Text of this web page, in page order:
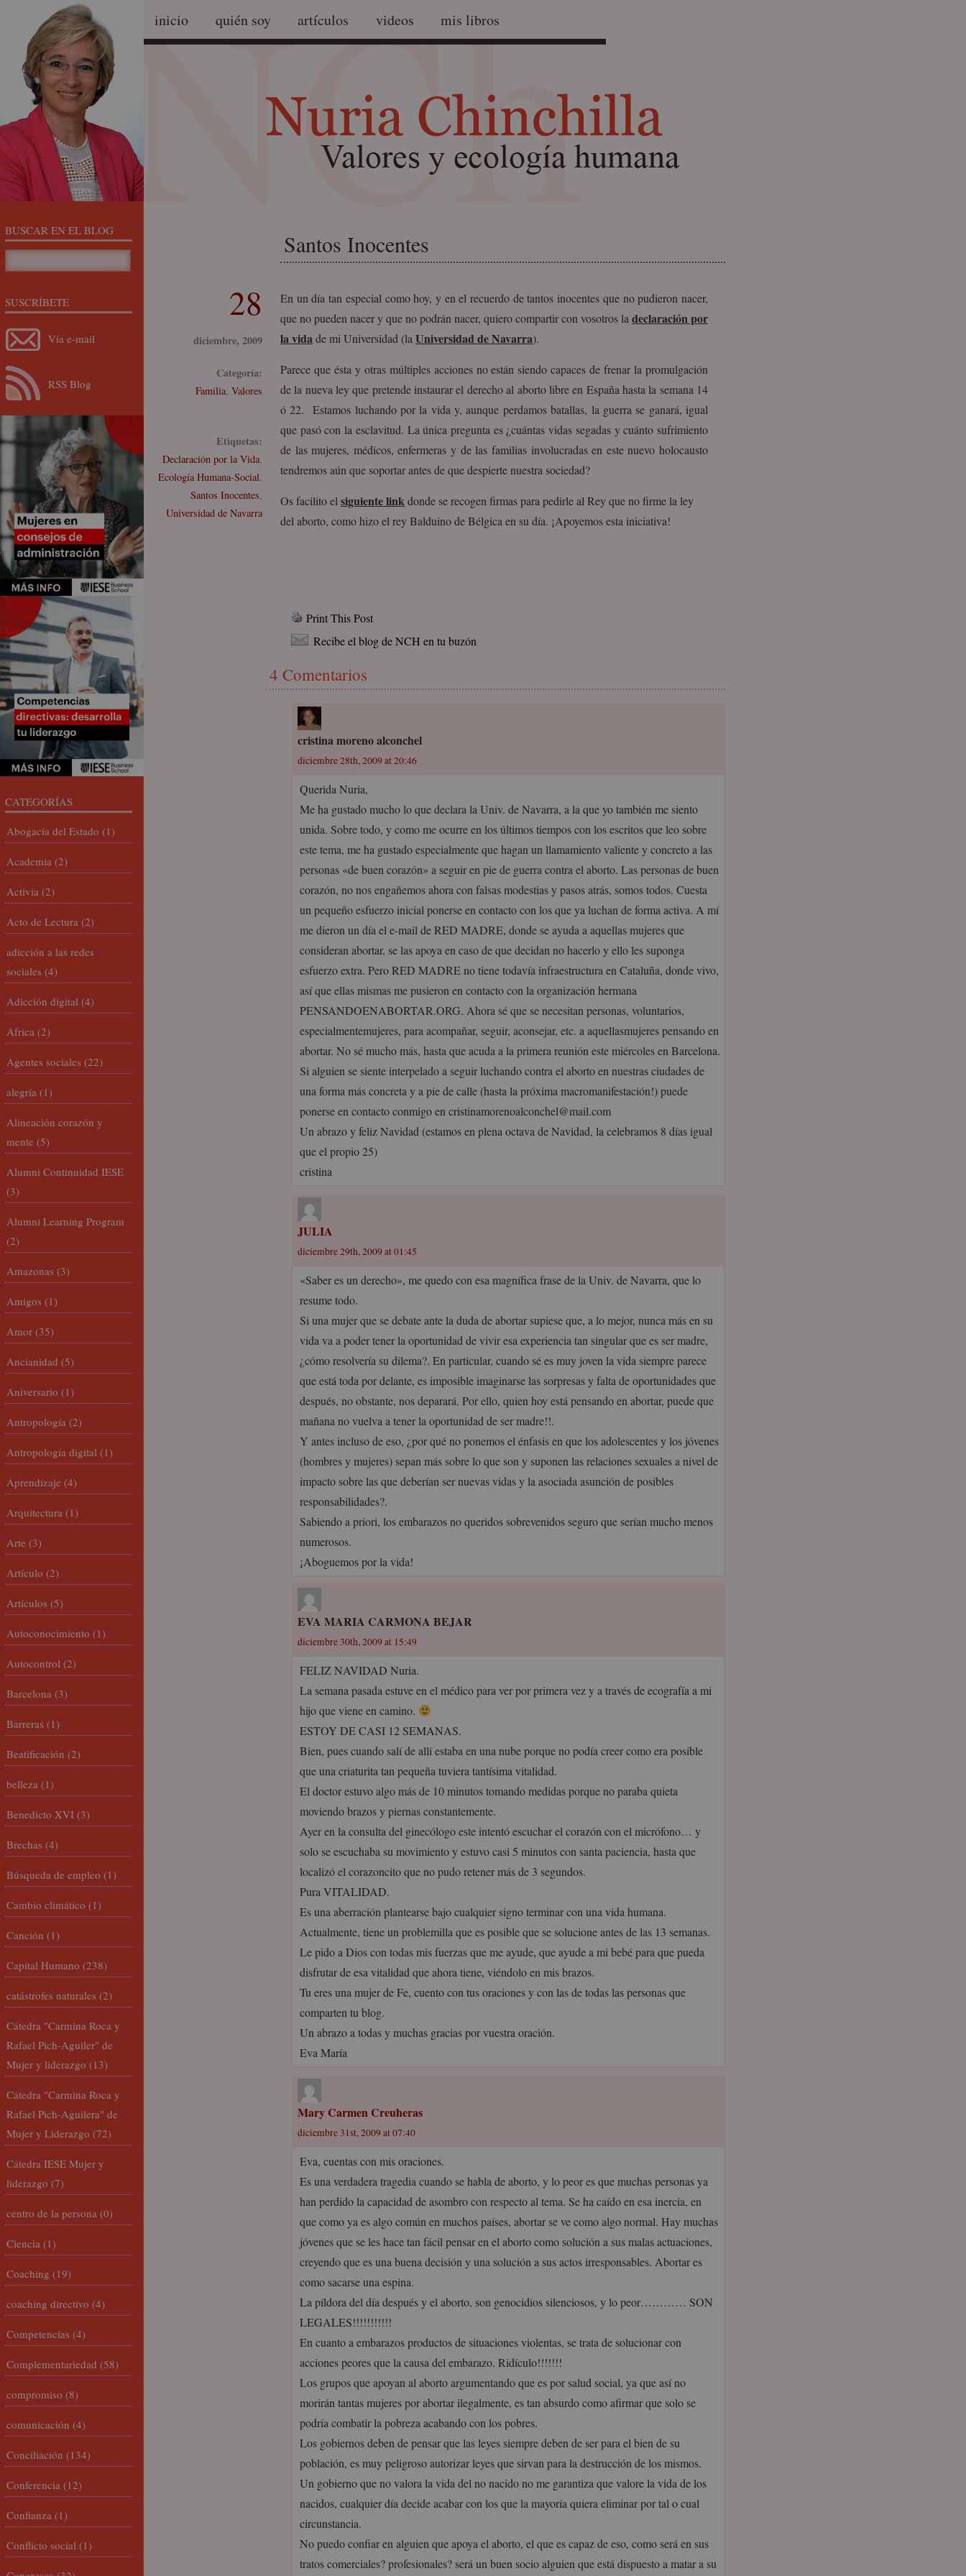
inicio quién soy artículos videos mis libros
Santos Inocentes
28
diciembre, 2009
Categoría:
Familia, Valores
Etiquetas:
Declaración por la Vida,
Ecología Humana-Social,
Santos Inocentes,
Universidad de Navarra
En un día tan especial como hoy, y en el recuerdo de tantos inocentes que no pudieron nacer,
que no pueden nacer y que no podrán nacer, quiero compartir con vosotros la declaración por
la vidade mi Universidad (la Universidad de Navarra).
Parece que ésta y otras múltiples acciones no están siendo capaces de frenar la promulgación
de la nueva ley que pretende instaurar el derecho al aborto libre en España hasta la semana 14
ó 22. Estamos luchando por la vida y, aunque perdamos batallas, la guerra se ganará, igual
que pasó con la esclavitud. La única pregunta es ¿cuántas vidas segadas y cuánto sufrimiento
de las mujeres, médicos, enfermeras y de las familias involucradas en este nuevo holocausto
tendremos aún que soportar antes de que despierte nuestra sociedad?
Os facilito el siguiente linkdonde se recogen firmas para pedirle al Rey que no firme la ley
del aborto, como hizo el rey Balduino de Bélgica en su día. ¡Apoyemos esta iniciativa!
Print This Post
Recibe el blog de NCH en tu buzón
4 Comentarios
cristina moreno alconchel
diciembre 28th, 2009 at 20:46
Querida Nuria,
Me ha gustado mucho lo que declara la Univ. de Navarra, a la que yo también me siento
unida. Sobre todo, y como me ocurre en los últimos tiempos con los escritos que leo sobre
este tema, me ha gustado especialmente que hagan un llamamiento valiente y concreto a las
personas «de buen corazón» a seguir en pie de guerra contra el aborto. Las personas de buen
corazón, no nos engañemos ahora con falsas modestias y pasos atrás, somos todos. Cuesta
un pequeño esfuerzo inicial ponerse en contacto con los que ya luchan de forma activa. A mí
me dieron un día el e-mail de RED MADRE, donde se ayuda a aquellas mujeres que
consideran abortar, se las apoya en caso de que decidan no hacerlo y ello les suponga
esfuerzo extra. Pero RED MADRE no tiene todavía infraestructura en Cataluña, donde vivo,
así que ellas mismas me pusieron en contacto con la organización hermana
PENSANDOENABORTAR.ORG. Ahora sé que se necesitan personas, voluntarios,
especialmentemujeres, para acompañar, seguir, aconsejar, etc. a aquellasmujeres pensando en
abortar. No sé mucho más, hasta que acuda a la primera reunión este miércoles en Barcelona.
Si alguien se siente interpelado a seguir luchando contra el aborto en nuestras ciudades de
una forma más concreta y a pie de calle (hasta la próxima macromanifestación!) puede
ponerse en contacto conmigo en cristinamorenoalconchel@mail.com
Un abrazo y feliz Navidad (estamos en plena octava de Navidad, la celebramos 8 días igual
que el propio 25)
cristina
JULIA
diciembre 29th, 2009 at 01:45
«Saber es un derecho», me quedo con esa magnífica frase de la Univ. de Navarra, que lo
resume todo.
Si una mujer que se debate ante la duda de abortar supiese que, a lo mejor, nunca más en su
vida va a poder tener la oportunidad de vivir esa experiencia tan singular que es ser madre,
¿cómo resolvería su dilema?. En particular, cuando sé es muy joven la vida siempre parece
que está toda por delante, es imposible imaginarse las sorpresas y falta de oportunidades que
después, no obstante, nos deparará. Por ello, quien hoy está pensando en abortar, puede que
mañana no vuelva a tener la oportunidad de ser madre!!.
Y antes incluso de eso, ¿por qué no ponemos el énfasis en que los adolescentes y los jóvenes
(hombres y mujeres) sepan más sobre lo que son y suponen las relaciones sexuales a nivel de
impacto sobre las que deberían ser nuevas vidas y la asociada asunción de posibles
responsabilidades?.
Sabiendo a priori, los embarazos no queridos sobrevenidos seguro que serían mucho menos
numerosos.
¡Aboguemos por la vida!
EVA MARIA CARMONA BEJAR
diciembre 30th, 2009 at 15:49
FELIZ NAVIDAD Nuria.
La semana pasada estuve en el médico para ver por primera vez y a través de ecografía a mi
hijo que viene en camino.
ESTOY DE CASI 12 SEMANAS.
Bien, pues cuando salí de allí estaba en una nube porque no podía creer como era posible
que una criaturita tan pequeña tuviera tantísima vitalidad.
El doctor estuvo algo más de 10 minutos tomando medidas porque no paraba quieta
moviendo brazos y piernas constantemente.
Ayer en la consulta del ginecólogo este intentó escuchar el corazón con el micrófono… y
solo se escuchaba su movimiento y estuvo casi 5 minutos con santa paciencia, hasta que
localizó el corazoncito que no pudo retener más de 3 segundos.
Pura VITALIDAD.
Es una aberración plantearse bajo cualquier signo terminar con una vida humana.
Actualmente, tiene un problemilla que es posible que se solucione antes de las 13 semanas.
Le pido a Dios con todas mis fuerzas que me ayude, que ayude a mi bebé para que pueda
disfrutar de esa vitalidad que ahora tiene, viéndolo en mis brazos.
Tu eres una mujer de Fe, cuento con tus oraciones y con las de todas las personas que
comparten tu blog.
Un abrazo a todas y muchas gracias por vuestra oración.
Eva María
Mary Carmen Creuheras
diciembre 31st, 2009 at 07:40
Eva, cuentas con mis oraciones.
Es una verdadera tragedia cuando se habla de aborto, y lo peor es que muchas personas ya
han perdido la capacidad de asombro con respecto al tema. Se ha caído en esa inercia, en
que como ya es algo común en muchos países, abortar se ve como algo normal. Hay muchas
jóvenes que se les hace tan fácil pensar en el aborto como solución a sus malas actuaciones,
creyendo que es una buena decisión y una solución a sus actos irresponsables. Abortar es
como sacarse una espina.
La píldora del día después y el aborto, son genocidios silenciosos, y lo peor………… SON
LEGALES!!!!!!!!!!!
En cuanto a embarazos productos de situaciones violentas, se trata de solucionar con
acciones peores que la causa del embarazo. Ridículo!!!!!!!
Los grupos que apoyan al aborto argumentando que es por salud social, ya que así no
morirán tantas mujeres por abortar ilegalmente, es tan absurdo como afirmar que solo se
podría combatir la pobreza acabando con los pobres.
Los gobiernos deben de pensar que las leyes siempre deben de ser para el bien de su
población, es muy peligroso autorizar leyes que sirvan para la destrucción de los mismos.
Un gobierno que no valora la vida del no nacido no me garantiza que valore la vida de los
nacidos, cualquier día decide acabar con los que la mayoría quiera eliminar por tal o cual
circunstancia.
No puedo confiar en alguien que apoya el aborto, el que es capaz de eso, como será en sus
tratos comerciales? profesionales? será un buen socio alguien que está dispuesto a matar a su
BUSCAR EN EL BLOG
SUSCRÍBETE
Vía e-mail
RSS Blog
CATEGORÍAS
Abogacía del Estado (1)
Academia (2)
Activia (2)
Acto de Lectura (2)
adicción a las redes
sociales (4)
Adicción digital (4)
Africa (2)
Agentes sociales (22)
alegría (1)
Alineación corazón y
mente (5)
Alumni Continuidad IESE
(3)
Alumni Learning Program
(2)
Amazonas (3)
Amigos (1)
Amor (35)
Ancianidad (5)
Aniversario (1)
Antropología (2)
Antropología digital (1)
Aprendizaje (4)
Arquitectura (1)
Arte (3)
Artículo (2)
Artículos (5)
Autoconocimiento (1)
Autocontrol (2)
Barcelona (3)
Barreras (1)
Beatificación (2)
belleza (1)
Benedicto XVI (3)
Brechas (4)
Búsqueda de empleo (1)
Cambio climático (1)
Canción (1)
Capital Humano (238)
catástrofes naturales (2)
Cátedra "Carmina Roca y
Rafael Pich-Aguiler" de
Mujer y liderazgo (13)
Cátedra "Carmina Roca y
Rafael Pich-Aguilera" de
Mujer y Liderazgo (72)
Cátedra IESE Mujer y
liderazgo (7)
centro de la persona (0)
Ciencia (1)
Coaching (19)
coaching directivo (4)
Competencias (4)
Complementariedad (58)
compromiso (8)
comunicación (4)
Conciliación (134)
Conferencia (12)
Confianza (1)
Conflicto social (1)